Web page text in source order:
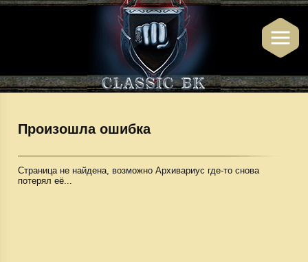
Произошла ошибка
Страница не найдена, возможно Архивариус где-то снова
потерял её...